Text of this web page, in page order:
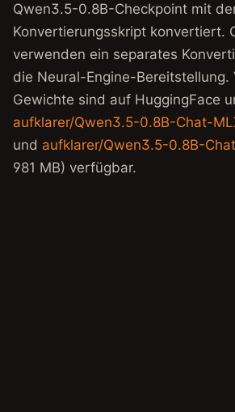
Qwen3.5-0.8B-Checkpoint mit
Konvertierungsskript konvertiert.
verwenden ein separates
die Neural-Engine-Bereitstellung.
Gewichte sind auf HuggingFace
aufklarer/Qwen3.5-0.8B-Chat-
und aufklarer/Qwen3.5-0.8B-
981 MB) verfügbar.